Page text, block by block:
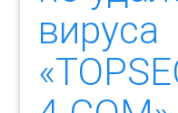
вируса